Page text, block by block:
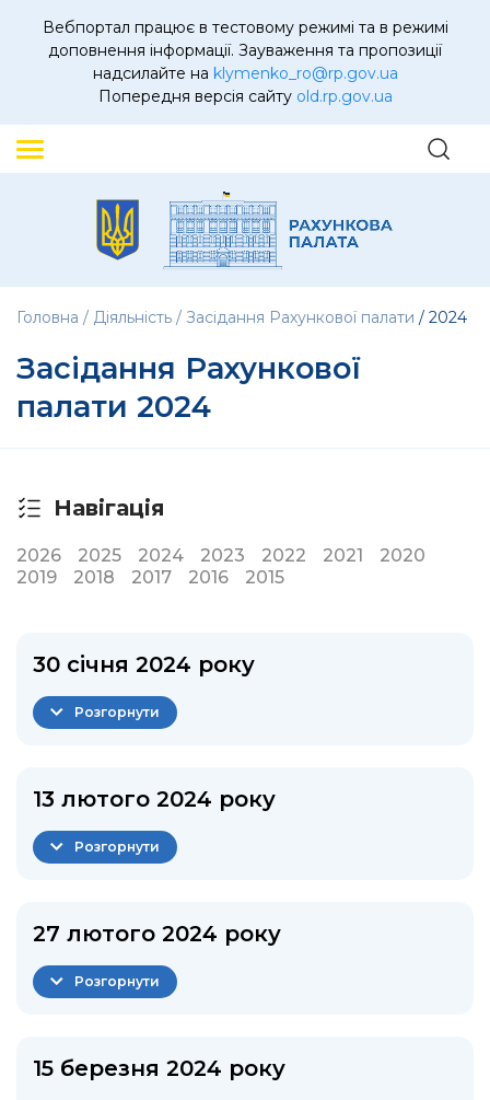
Вебпортал працює в тестовому режимі та в режимі
доповнення інформації. Зауваження та пропозиції
надсилайте на klymenko_ro@rp.gov.ua
Попередня версія сайту old.rp.gov.ua
Головна Діяльність Засідання Рахункової палати 2024
Засідання Рахункової
палати 2024
Навігація
2026 2025 2024 2023 2022 2021
2020
2019
2018 2017 2016 2015
30 січня 2024 року
Розгорнути
13 лютого 2024 року
Розгорнути
27 лютого 2024 року
Розгорнути
15 березня 2024 року